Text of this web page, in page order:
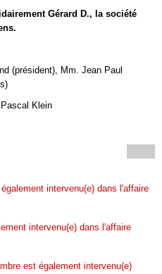
Gérard D., la société
(président), Mm. Jean Paul
Klein
intervenu(e) dans l'affaire
intervenu(e) dans l'affaire
est également intervenu(e)